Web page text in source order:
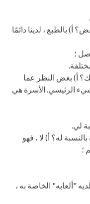
أ) بالطبع ، لدينا دائمًا
؛
أ) بغض النظر عما
الرئيسي. الأسرة هي
لي.
له؟ أ) لا ، فهو
؛
"ألعابه" الخاصة به ،